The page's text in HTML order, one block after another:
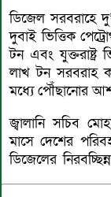
ডিজেল সরবরাহে
দুবাই ভিত্তিক
টন এবং যুক্তরাষ্ট্র
লাখ টন সরবরাহ
মধ্যে পৌঁছানোর
জ্বালানি সচিব
মাসে দেশের
ডিজেলের